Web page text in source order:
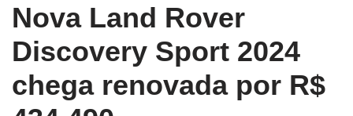
Nova Land Rover
Discovery Sport 2024
chega renovada por R$